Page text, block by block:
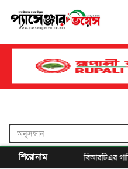
শিরোনামবিআরটিএর গাফিলতিতে